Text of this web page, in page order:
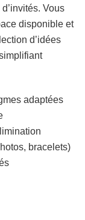
Vous
disponible et
d’idées
adaptées
bracelets)